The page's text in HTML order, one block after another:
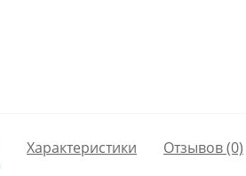
Характеристики Отзывов (0)